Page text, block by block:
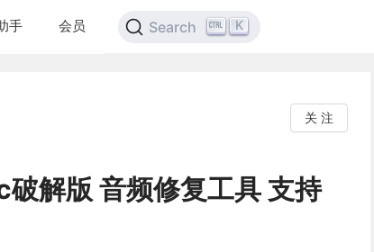
手 会员 Search K
关 注
解版 音频修复工具 支持